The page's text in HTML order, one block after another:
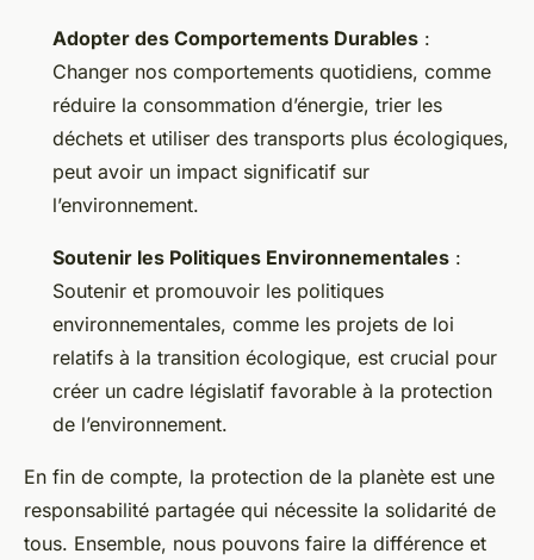
Adopter des Comportements Durables :
Changer nos comportements quotidiens, comme
réduire la consommation d’énergie, trier les
déchets et utiliser des transports plus écologiques,
peut avoir un impact significatif sur
l’environnement.
Soutenir les Politiques Environnementales :
Soutenir et promouvoir les politiques
environnementales, comme les projets de loi
relatifs à la transition écologique, est crucial pour
créer un cadre législatif favorable à la protection
de l’environnement.
En fin de compte, la protection de la planète est une
responsabilité partagée qui nécessite la solidarité de
tous. Ensemble, nous pouvons faire la différence et